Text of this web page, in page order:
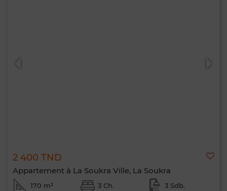
2 400 TND
Appartement à La Soukra Ville, La Soukra
170 m² 3 Ch. 3 Sdb.